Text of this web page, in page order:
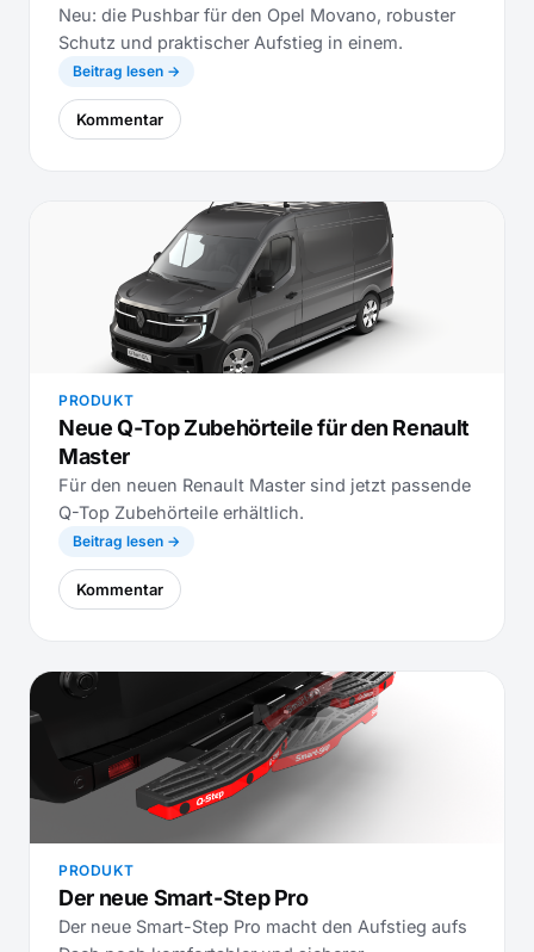
Neu: die Pushbar für den Opel Movano, robuster
Schutz und praktischer Aufstieg in einem.
Beitrag lesen →
Kommentar
PRODUKT
Neue Q-Top Zubehörteile für den Renault
Master
Für den neuen Renault Master sind jetzt passende
Q-Top Zubehörteile erhältlich.
Beitrag lesen →
Kommentar
PRODUKT
Der neue Smart-Step Pro
Der neue Smart-Step Pro macht den Aufstieg aufs